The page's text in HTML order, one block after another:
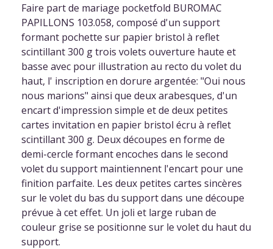
Faire part de mariage pocketfold BUROMAC
PAPILLONS 103.058, composé d'un support
formant pochette sur papier bristol à reflet
scintillant 300 g trois volets ouverture haute et
basse avec pour illustration au recto du volet du
haut, l' inscription en dorure argentée: "Oui nous
nous marions" ainsi que deux arabesques, d'un
encart d'impression simple et de deux petites
cartes invitation en papier bristol écru à reflet
scintillant 300 g. Deux découpes en forme de
demi-cercle formant encoches dans le second
volet du support maintiennent l'encart pour une
finition parfaite. Les deux petites cartes sincères
sur le volet du bas du support dans une découpe
prévue à cet effet. Un joli et large ruban de
couleur grise se positionne sur le volet du haut du
support.